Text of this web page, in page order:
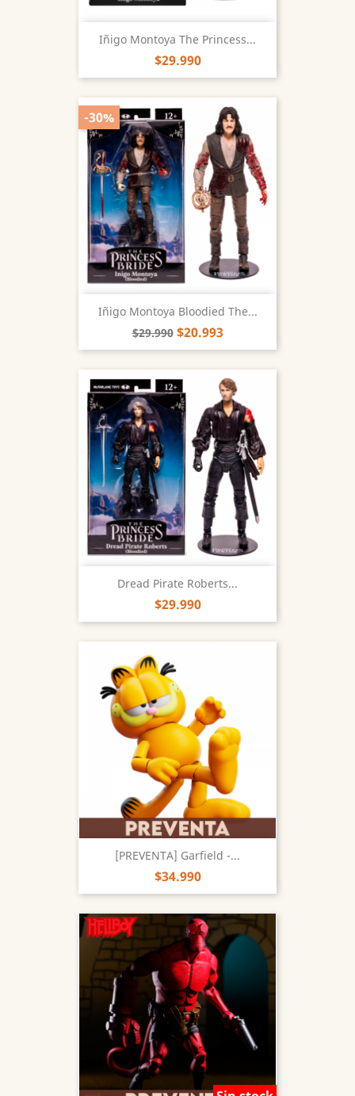
Iñigo Montoya The Princess...
$29.990
Iñigo Montoya Bloodied The...
$29.990 $20.993
-30%
Dread Pirate Roberts...
$29.990
[PREVENTA] Garfield -...
$34.990